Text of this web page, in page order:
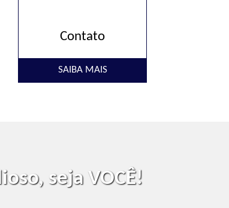
Contato
SAIBA MAIS
seja VOCÊ!